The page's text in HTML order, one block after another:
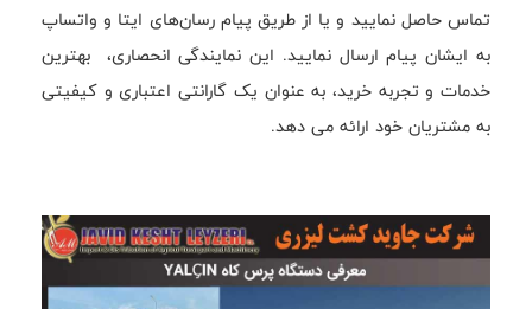
تماس حاصل نمایید و یا از طریق پیام رسان‌های ایتا و واتساپ
به ایشان پیام ارسال نمایید. این نمایندگی انحصاری، بهترین
خدمات و تجربه خرید، به عنوان یک گارانتی اعتباری و کیفیتی
به مشتریان خود ارائه می دهد.